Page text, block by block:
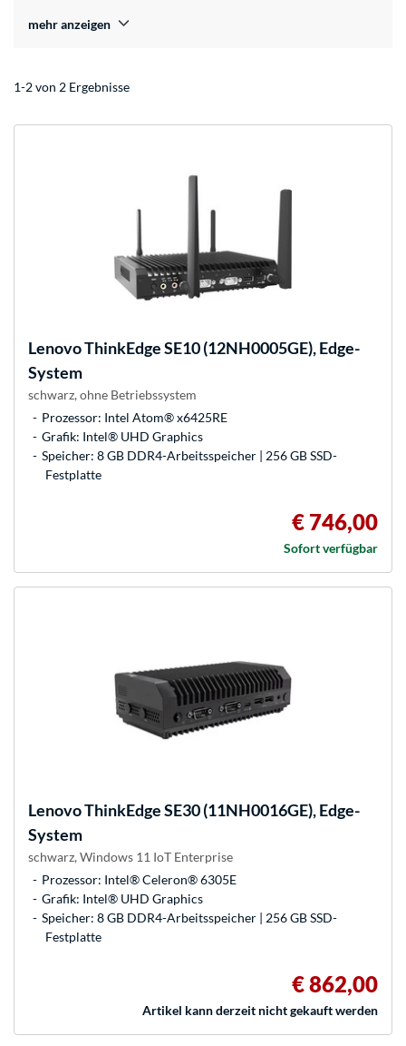
mehr anzeigen
1-2 von 2 Ergebnisse
LenovoThinkEdge SE10 (12NH0005GE), Edge-
System
schwarz, ohne Betriebssystem
Prozessor: Intel Atom® x6425RE
Grafik: Intel® UHD Graphics
Speicher: 8 GB DDR4-Arbeitsspeicher | 256 GB SSD-
Festplatte
€ 746,00
Sofort verfügbar
LenovoThinkEdge SE30 (11NH0016GE), Edge-
System
schwarz, Windows 11 IoT Enterprise
Prozessor: Intel® Celeron® 6305E
Grafik: Intel® UHD Graphics
Speicher: 8 GB DDR4-Arbeitsspeicher | 256 GB SSD-
Festplatte
€ 862,00
Artikel kann derzeit nicht gekauft werden